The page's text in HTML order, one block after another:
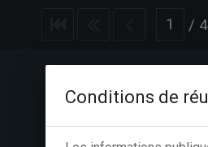
/ 4
Conditions de